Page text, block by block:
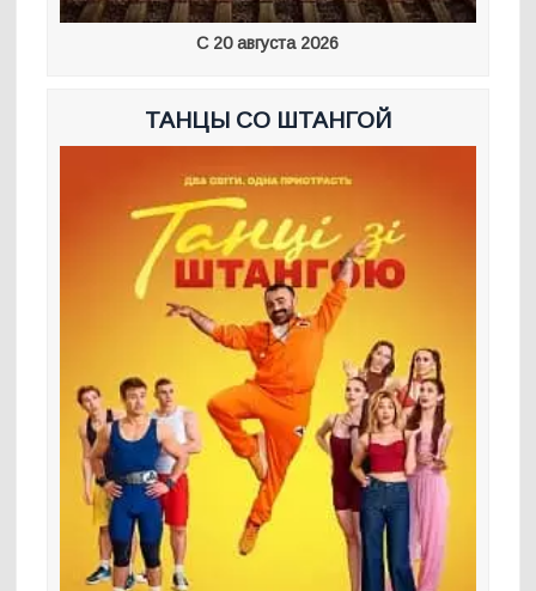
С 20 августа 2026
ТАНЦЫ СО ШТАНГОЙ